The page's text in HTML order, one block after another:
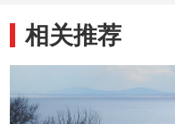
相关推荐